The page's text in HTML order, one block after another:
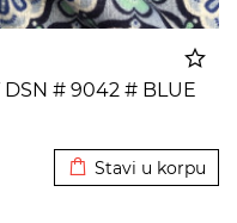
DSN # 9042 # BLUE
Stavi u korpu